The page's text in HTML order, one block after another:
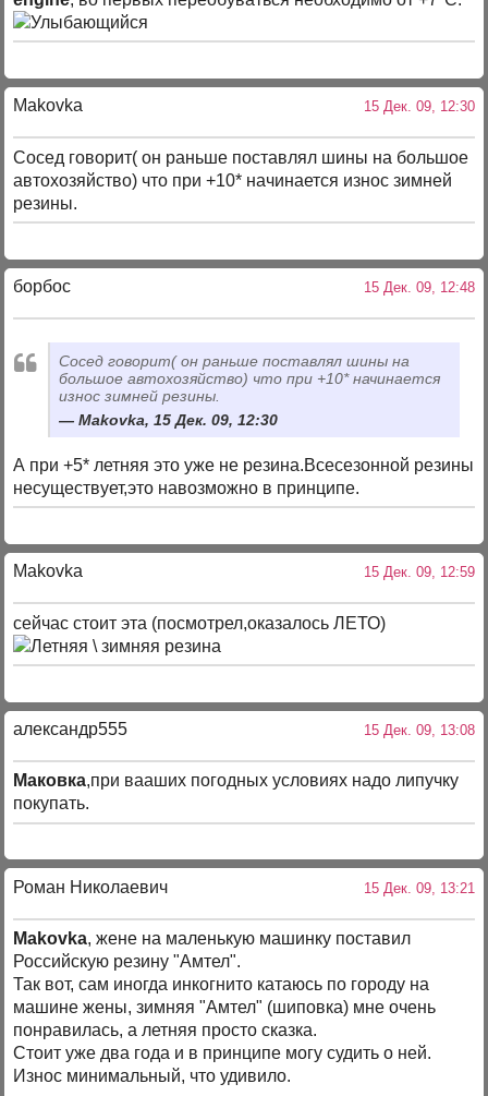
Makovka 15 Дек. 09, 12:30
Сосед говорит( он раньше поставлял шины на большое
автохозяйство) что при +10* начинается износ зимней
резины.
борбос 15 Дек. 09, 12:48
Сосед говорит( он раньше поставлял шины на
большое автохозяйство) что при +10* начинается
износ зимней резины.
Makovka, 15 Дек. 09, 12:30
А при +5* летняя это уже не резина.Всесезонной резины
несуществует,это навозможно в принципе.
Makovka 15 Дек. 09, 12:59
сейчас стоит эта (посмотрел,оказалось ЛЕТО)
александр555 15 Дек. 09, 13:08
Маковка,при вааших погодных условиях надо липучку
покупать.
Роман Николаевич 15 Дек. 09, 13:21
Makovka, жене на маленькую машинку поставил
Российскую резину "Амтел".
Так вот, сам иногда инкогнито катаюсь по городу на
машине жены, зимняя "Амтел" (шиповка) мне очень
понравилась, а летняя просто сказка.
Стоит уже два года и в принципе могу судить о ней.
Износ минимальный, что удивило.